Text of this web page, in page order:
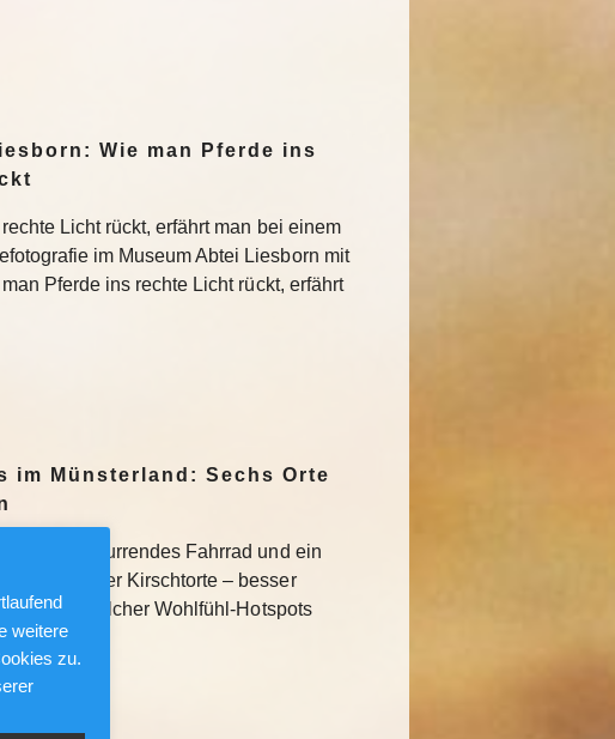
Wie man Pferde ins
Licht rückt, erfährt man bei einem
im Museum Abtei Liesborn mit
Pferde ins rechte Licht rückt, erfährt
im Münsterland: Sechs Orte
ein schnurrendes Fahrrad und ein
Kirschtorte – besser
sechs solcher Wohlfühl-Hotspots
weitere
zu.